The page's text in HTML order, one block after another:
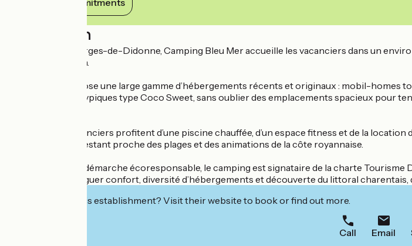
View its commitments
Description
Situé à Saint-Georges-de-Didonne, Camping Bleu Mer accueille les vacanciers dans un
distance de Royan.
Le camping propose une large gamme d’hébergements récents et originaux : mobil-homes
hébergements atypiques type Coco Sweet, sans oublier des emplacements spacieux pour
Sur place, les vacanciers profitent d’une piscine chauffée, d’un espace fitness et de la
détente, tout en restant proche des plages et des animations de la côte royannaise.
Engagé dans une démarche écoresponsable, le camping est signataire de la charte
idéale pour conjuguer confort, diversité d’hébergements et découverte du littoral
Interested in this establishment? Visit their website to book or find out more.
Call Email